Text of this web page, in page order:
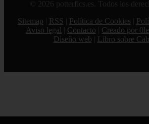
© 2026 potterfics.es. Todos los
Sitemap
RSS Política de Cookies
Aviso legal
Contacto
Creado por
Diseño web
Libro sobre